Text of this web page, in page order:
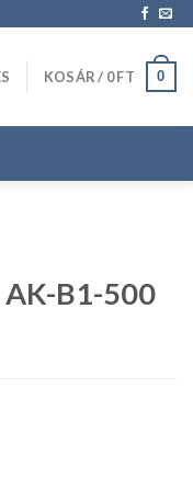
KOSÁR / 0FT 0
AK-B1-500